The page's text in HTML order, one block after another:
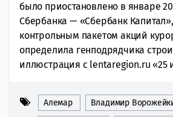
было приостановлено в январе
Сбербанка — «Сбербанк
контрольным пакетом акций
определила генподрядчика
иллюстрация с lentaregion.ru «25
Алемар Владимир